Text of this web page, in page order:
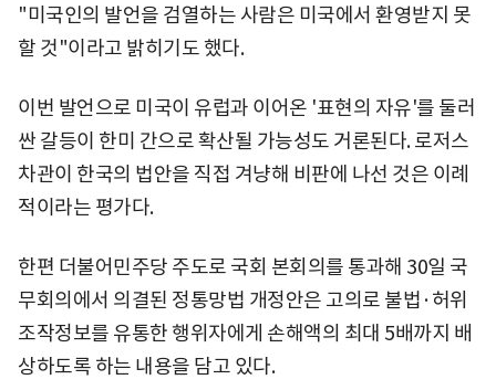
"미국인의 발언을 검열하는 사람은 미국에서 환영받지 못
할 것"이라고 밝히기도 했다.
이번 발언으로 미국이 유럽과 이어온 '표현의 자유'를 둘러
싼 갈등이 한미 간으로 확산될 가능성도 거론된다. 로저스
차관이 한국의 법안을 직접 겨냥해 비판에 나선 것은 이례
적이라는 평가다.
한편 더불어민주당 주도로 국회 본회의를 통과해 30일 국
무회의에서 의결된 정통망법 개정안은 고의로 불법·허위
조작정보를 유통한 행위자에게 손해액의 최대 5배까지 배
상하도록 하는 내용을 담고 있다.